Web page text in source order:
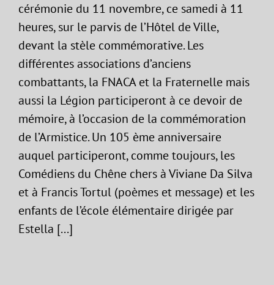
cérémonie du 11 novembre, ce samedi à 11
heures, sur le parvis de l’Hôtel de Ville,
devant la stèle commémorative. Les
différentes associations d’anciens
combattants, la FNACA et la Fraternelle mais
aussi la Légion participeront à ce devoir de
mémoire, à l’occasion de la commémoration
de l’Armistice. Un 105 ème anniversaire
auquel participeront, comme toujours, les
Comédiens du Chêne chers à Viviane Da Silva
et à Francis Tortul (poèmes et message) et les
enfants de l’école élémentaire dirigée par
Estella [...]